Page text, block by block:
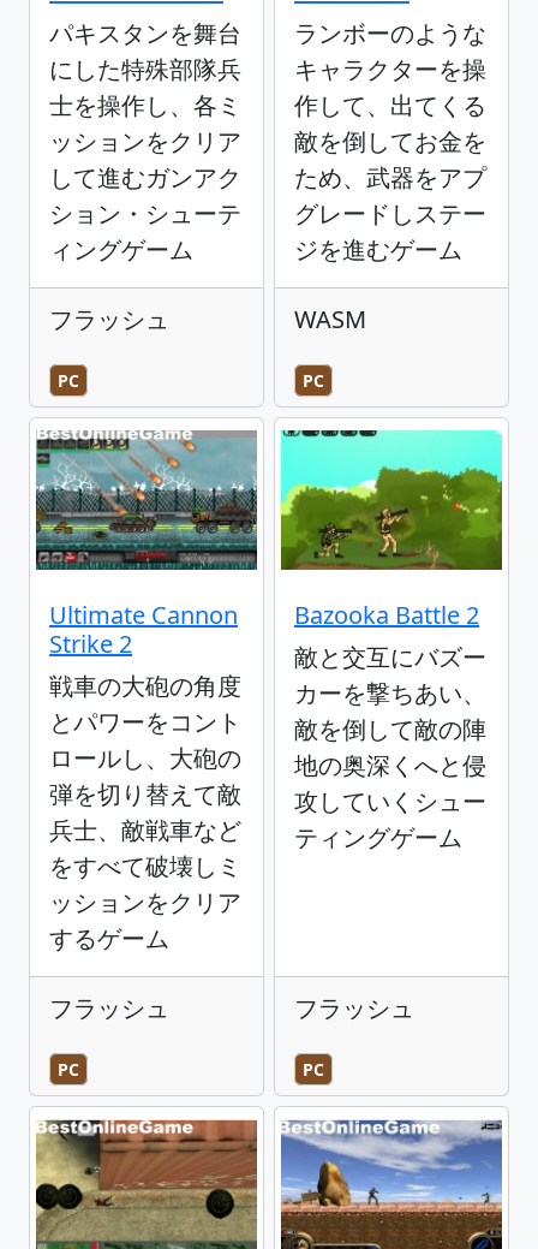
パキスタンを舞台
にした特殊部隊兵
士を操作し、各ミ
ッションをクリア
して進むガンアク
ション・シューテ
ィングゲーム
フラッシュ
PC
ランボーのような
キャラクターを操
作して、出てくる
敵を倒してお金を
ため、武器をアプ
グレードしステー
ジを進むゲーム
WASM
PC
Ultimate Cannon
Strike 2
戦車の大砲の角度
とパワーをコント
ロールし、大砲の
弾を切り替えて敵
兵士、敵戦車など
をすべて破壊しミ
ッションをクリア
するゲーム
フラッシュ
PC
Bazooka Battle 2
敵と交互にバズー
カーを撃ちあい、
敵を倒して敵の陣
地の奥深くへと侵
攻していくシュー
ティングゲーム
フラッシュ
PC